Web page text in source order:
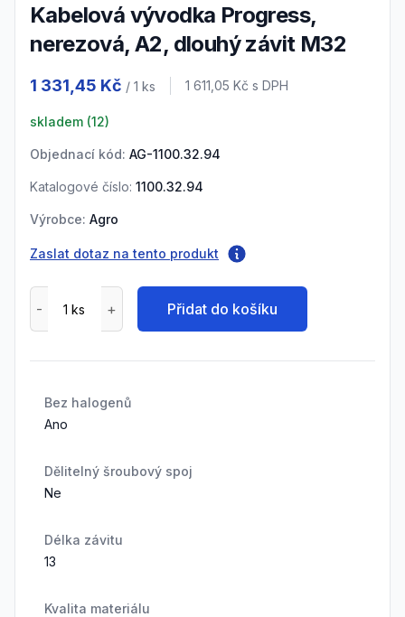
Kabelová vývodka Progress,
nerezová, A2, dlouhý závit M32
1 331,45 Kč / 1 ks Cena s DPH
1 611,05 Kč s DPH
skladem (12)
Objednací kód: AG-1100.32.94
Katalogové číslo: 1100.32.94
Výrobce: Agro
Zaslat dotaz na tento produkt
Přidat do košíku
Bez halogenů
Ano
Dělitelný šroubový spoj
Ne
Délka závitu
13
Kvalita materiálu